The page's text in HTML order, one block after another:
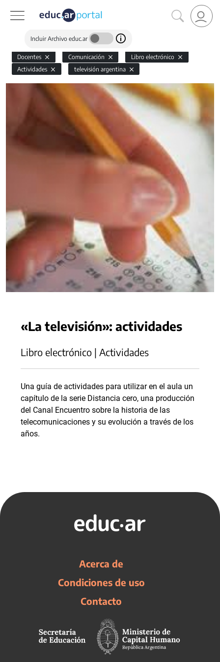
Incluir Archivo educ.ar
Docentes Comunicación
Libro electrónico
Actividades
televisión argentina
«La televisión»: actividades
Libro electrónico | Actividades
Una guía de actividades para utilizar en el aula un
capítulo de la serie Distancia cero, una producción
del Canal Encuentro sobre la historia de las
telecomunicaciones y su evolución a través de los
años.
Acerca de
Condiciones de uso
Contacto